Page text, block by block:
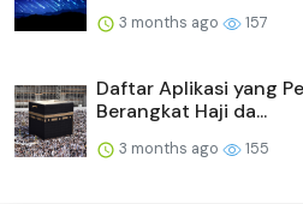
3 months ago 157
Daftar Aplikasi yang
Berangkat Haji da...
3 months ago 155